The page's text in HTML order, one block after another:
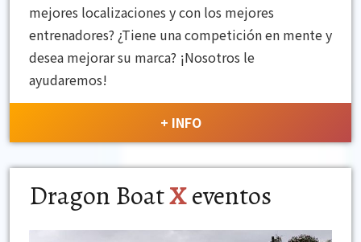
mejores localizaciones y con los mejores
entrenadores? ¿Tiene una competición en mente y
desea mejorar su marca? ¡Nosotros le
ayudaremos!
+ INFO
Dragon BoatXeventos